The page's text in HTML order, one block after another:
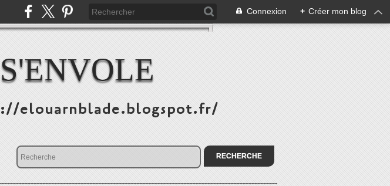
Connexion + Créer mon blog
elouarnblade.blogspot.fr/